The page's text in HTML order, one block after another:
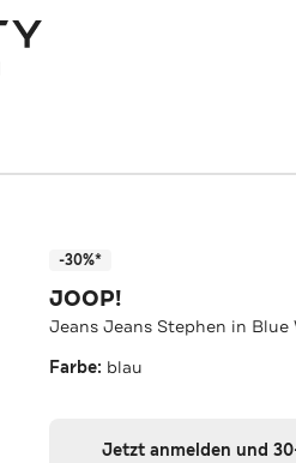
-30%*
JOOP!
Jeans Jeans Stephen in Blue
Farbe: blau
Jetzt anmelden und